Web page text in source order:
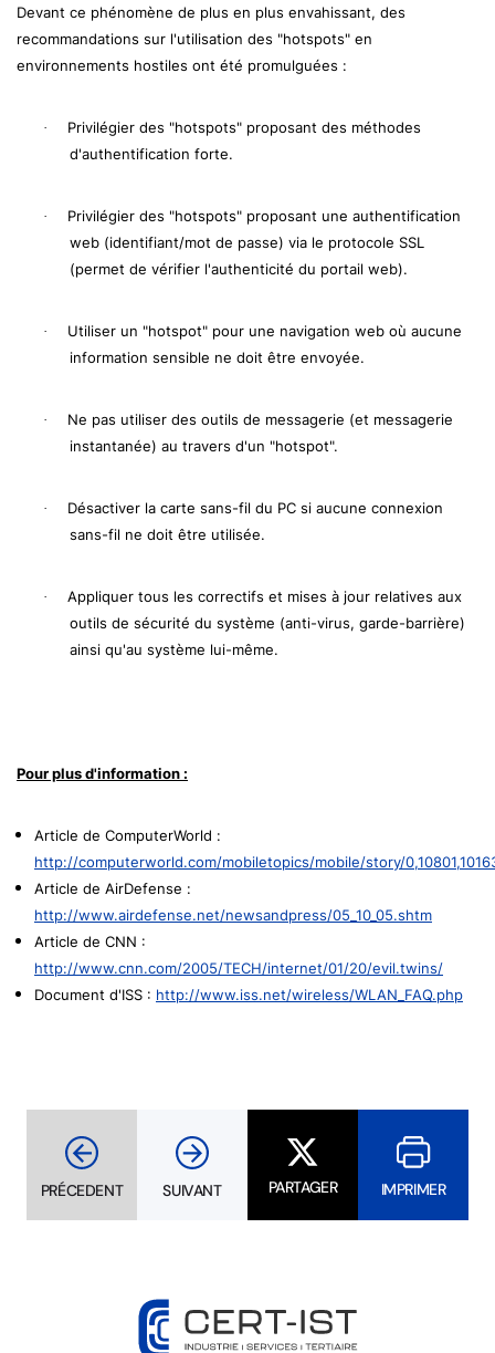
Devant ce phénomène de plus en plus envahissant, des
recommandations sur l'utilisation des "hotspots" en
environnements hostiles ont été promulguées :
·
Privilégier des "hotspots" proposant des méthodes
d'authentification forte.
·
Privilégier des "hotspots" proposant une authentification
web (identifiant/mot de passe) via le protocole SSL
(permet de vérifier l'authenticité du portail web).
·
Utiliser un "hotspot" pour une navigation web où aucune
information sensible ne doit être envoyée.
·
Ne pas utiliser des outils de messagerie (et messagerie
instantanée) au travers d'un "hotspot".
·
Désactiver la carte sans-fil du PC si aucune connexion
sans-fil ne doit être utilisée.
·
Appliquer tous les correctifs et mises à jour relatives aux
outils de sécurité du système (anti-virus, garde-barrière)
ainsi qu'au système lui-même.
Pour plus d'information :
Article de ComputerWorld :
http://computerworld.com/mobiletopics/mobile/story/
Article de AirDefense :
http://www.airdefense.net/newsandpress/05_10_05.shtm
Article de CNN :
http://www.cnn.com/2005/TECH/internet/01/20/evil.twins/
Document d'ISS : http://www.iss.net/wireless/WLAN_FAQ.php
PRÉCEDENT SUIVANT PARTAGER IMPRIMER